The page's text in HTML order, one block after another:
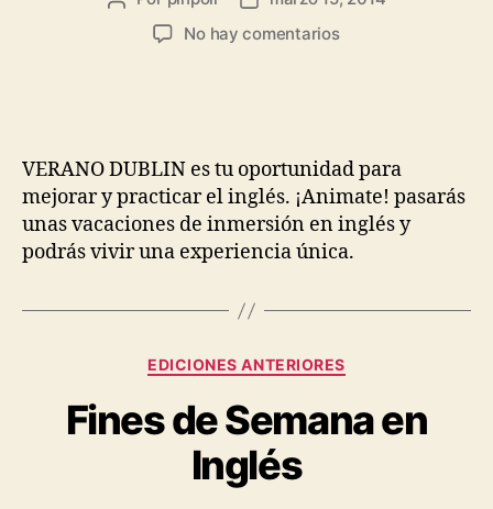
No hay comentarios
VERANO DUBLIN es tu oportunidad para
mejorar y practicar el inglés. ¡Animate! pasarás
unas vacaciones de inmersión en inglés y
podrás vivir una experiencia única.
EDICIONES ANTERIORES
Fines de Semana en
Inglés